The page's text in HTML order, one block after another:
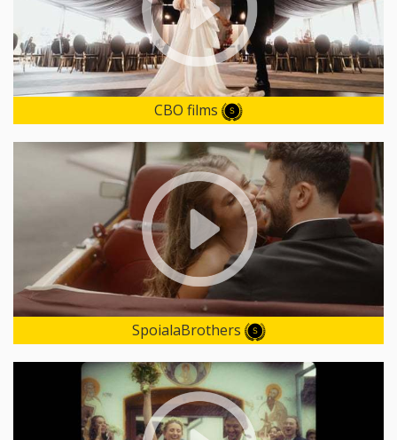
CBO films
SpoialaBrothers